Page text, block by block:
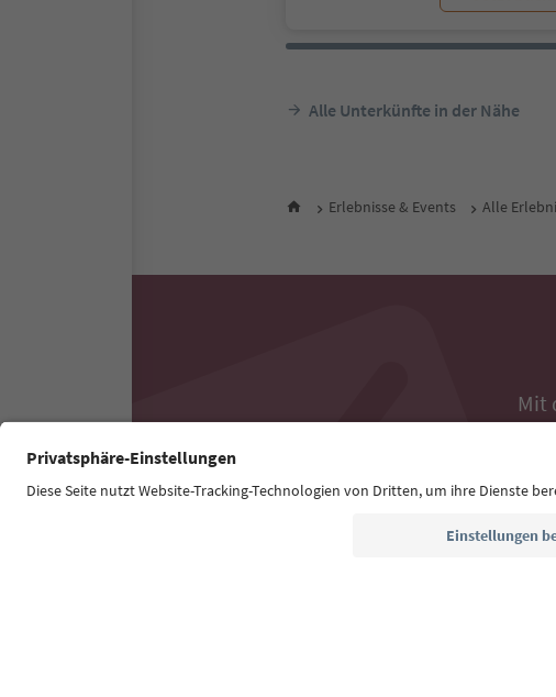
Alle Unterkünfte in der Nähe
Erlebnisse & Events Alle
Mit
E-Mail